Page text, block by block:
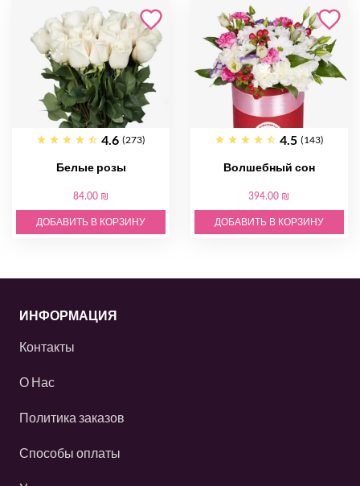
4.6 (273)
Белые розы
84.00 ₪
ДОБАВИТЬ В КОРЗИНУ
4.5 (143)
Волшебный сон
394.00 ₪
ДОБАВИТЬ В КОРЗИНУ
ИНФОРМАЦИЯ
Контакты
О Нас
Политика заказов
Способы оплаты